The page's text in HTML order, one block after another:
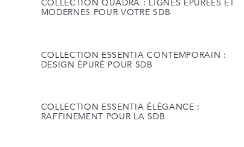
COLLECTION QUADRA : LIGNES ÉPURÉES ET
MODERNES POUR VOTRE SDB
COLLECTION ESSENTIA CONTEMPORAIN :
DESIGN ÉPURÉ POUR SDB
COLLECTION ESSENTIA ÉLÉGANCE :
RAFFINEMENT POUR LA SDB